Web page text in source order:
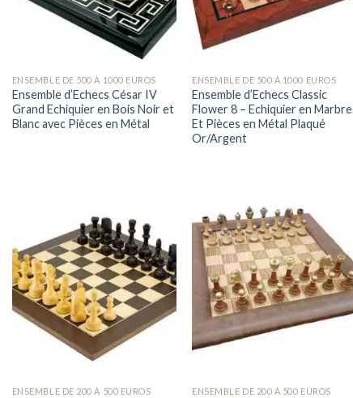
ENSEMBLE DE 500 À 1000 EUROS
Ensemble d’Echecs César IV
Grand Echiquier en Bois Noir et
Blanc avec Pièces en Métal
ENSEMBLE DE 500 À 1000 EUROS
Ensemble d’Echecs Classic
Flower 8 – Echiquier en Marbre
Et Pièces en Métal Plaqué
Or/Argent
ENSEMBLE DE 200 À 500 EUROS ENSEMBLE DE 200 À 500 EUROS